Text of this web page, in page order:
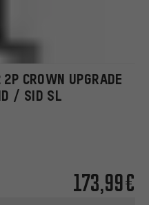
CROWN UPGRADE
/ SID SL
173,99€